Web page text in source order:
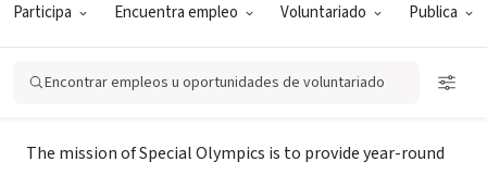
Participa Encuentra empleo Voluntariado Publica
Encontrar empleos u oportunidades de voluntariado
Gettysburg, PA|soac.shutterfly.com
Misión
The mission of Special Olympics is to provide year-round